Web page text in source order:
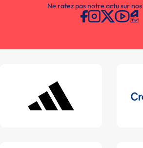
Ne ratez pas notre actu sur